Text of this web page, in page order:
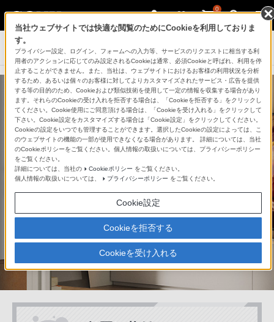
0
テレビ ブラビア
4K液晶テレビ
X75WLを購入
当社ウェブサイトでは快適な閲覧のためにCookieを利用しておりま
す。
プライバシー設定、ログイン、フォームへの入力等、サービスのリクエストに相当する利
用者のアクションに応じてのみ設定されるCookieは通常、必須Cookieと呼ばれ、利用を停
止することができません。また、当社は、ウェブサイトにおけるお客様の利用状況を分析
するため、あるいは個々のお客様に対してよりカスタマイズされたサービス・広告を提供
する等の目的のため、Cookieおよび類似技術を使用して一定の情報を収集する場合があり
ます。それらのCookieの受け入れを拒否する場合は、「Cookieを拒否する」をクリックし
てください。Cookie使用にご同意頂ける場合は、「Cookieを受け入れる」をクリックして
下さい。Cookie設定をカスタマイズする場合は「Cookie設定」をクリックしてください。
Cookieの設定をいつでも管理することができます。選択したCookieの設定によっては、こ
のウェブサイトの機能の一部が使用できなくなる場合があります。 詳細については、当社
のCookieポリシーをご覧ください。個人情報の取扱いについては、プライバシーポリシー
をご覧ください。
詳細については、当社の
Cookieポリシー をご覧ください。
個人情報の取扱いについては、
プライバシーポリシー をご覧ください。
Cookie設定
Cookieを拒否する
Cookieを受け入れる